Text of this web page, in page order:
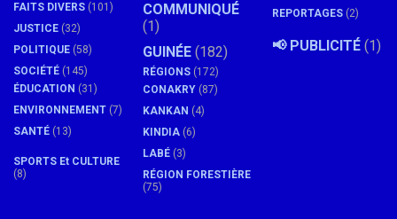
FAITS DIVERS (101)
JUSTICE (32)
POLITIQUE (58)
SOCIÉTÉ (145)
ÉDUCATION (31)
ENVIRONNEMENT (7)
SANTÉ (13)
SPORTS Et CULTURE
(8)
COMMUNIQUÉ
(1)
GUINÉE (182)
RÉGIONS (172)
CONAKRY (87)
KANKAN (4)
KINDIA (6)
LABÉ (3)
RÉGION FORESTIÈRE
(75)
REPORTAGES (2)
📢 PUBLICITÉ (1)